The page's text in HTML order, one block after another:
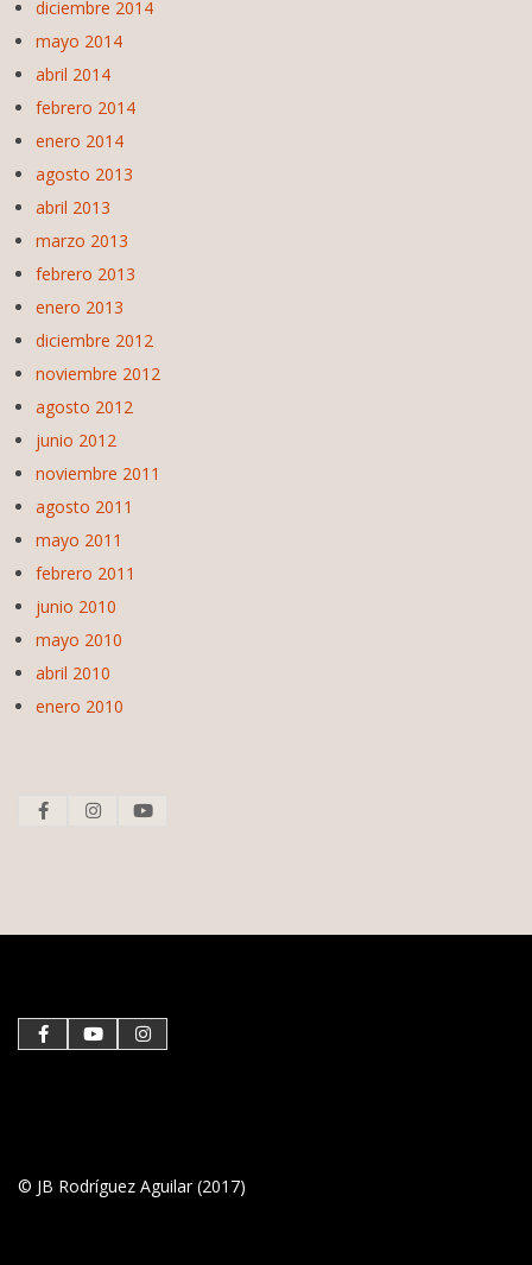
diciembre 2014
mayo 2014
abril 2014
febrero 2014
enero 2014
agosto 2013
abril 2013
marzo 2013
febrero 2013
enero 2013
diciembre 2012
noviembre 2012
agosto 2012
junio 2012
noviembre 2011
agosto 2011
mayo 2011
febrero 2011
junio 2010
mayo 2010
abril 2010
enero 2010
© JB Rodríguez Aguilar (2017)